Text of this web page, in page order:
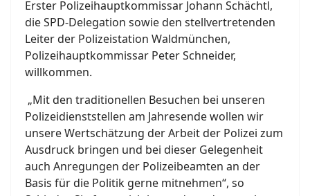
Erster Polizeihauptkommissar Johann Schächtl,
die SPD-Delegation sowie den stellvertretenden
Leiter der Polizeistation Waldmünchen,
Polizeihauptkommissar Peter Schneider,
willkommen.
„Mit den traditionellen Besuchen bei unseren
Polizeidienststellen am Jahresende wollen wir
unsere Wertschätzung der Arbeit der Polizei zum
Ausdruck bringen und bei dieser Gelegenheit
auch Anregungen der Polizeibeamten an der
Basis für die Politik gerne mitnehmen“, so